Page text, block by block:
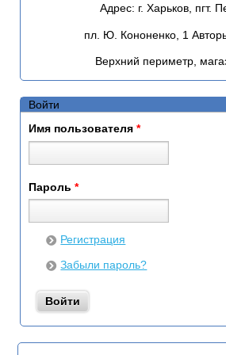
Адрес: г. Харьков, пгт.
пл. Ю. Кононенко, 1
Верхний периметр,
Войти
Имя пользователя *
Пароль *
Регистрация
Забыли пароль?